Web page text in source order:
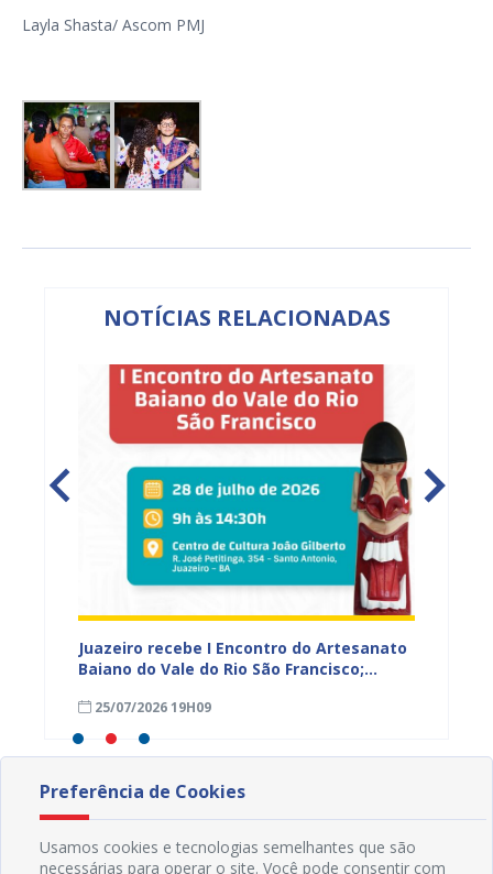
Layla Shasta/ Ascom PMJ
NOTÍCIAS RELACIONADAS
Juazeiro recebe I Encontro do Artesanato
Baiano do Vale do Rio São Francisco;
25/07/2026 19H09
Preferência de Cookies
Usamos cookies e tecnologias semelhantes que são
necessárias para operar o site. Você pode consentir com